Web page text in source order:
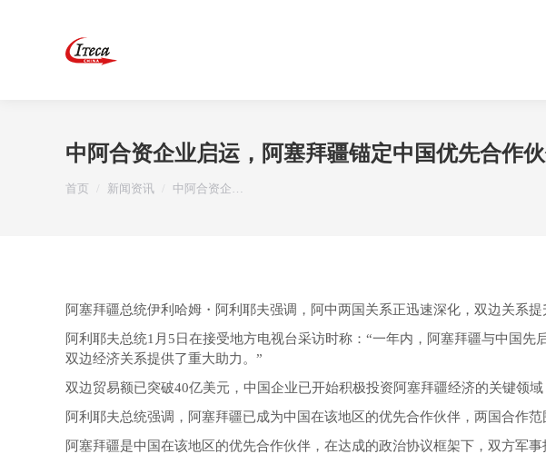
中阿合资企业启运，阿塞拜疆锚定中国优先合作
首页 新闻资讯 中阿合资企…
阿塞拜疆总统伊利哈姆・阿利耶夫强调，阿中两国关系正迅速深化，双边关系
阿利耶夫总统1月5日在接受地方电视台采访时称：“一年内，阿塞拜疆与中国
双边经济关系提供了重大助力。”
双边贸易额已突破40亿美元，中国企业已开始积极投资阿塞拜疆经济的关键领
阿利耶夫总统强调，阿塞拜疆已成为中国在该地区的优先合作伙伴，两国合作
阿塞拜疆是中国在该地区的优先合作伙伴，在达成的政治协议框架下，双方军